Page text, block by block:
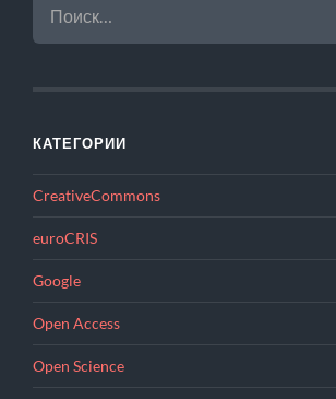
КАТЕГОРИИ
CreativeCommons
euroCRIS
Google
Open Access
Open Science